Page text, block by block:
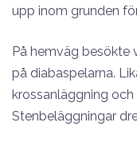
upp inom grunden
På hemväg besökte
på diabaspelarna.
krossanläggning
Stenbeläggningar